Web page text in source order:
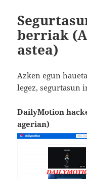
berriak
astea)
Azken egun
legez, segurtasun
DailyMotion
agerian)